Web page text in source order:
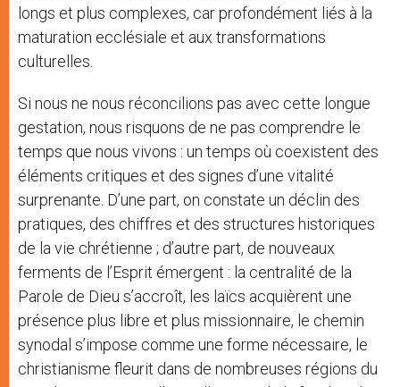
longs et plus complexes, car profondément liés à la
maturation ecclésiale et aux transformations
culturelles.
Si nous ne nous réconcilions pas avec cette longue
gestation, nous risquons de ne pas comprendre le
temps que nous vivons : un temps où coexistent des
éléments critiques et des signes d’une vitalité
surprenante. D’une part, on constate un déclin des
pratiques, des chiffres et des structures historiques
de la vie chrétienne ; d’autre part, de nouveaux
ferments de l’Esprit émergent : la centralité de la
Parole de Dieu s’accroît, les laïcs acquièrent une
présence plus libre et plus missionnaire, le chemin
synodal s’impose comme une forme nécessaire, le
christianisme fleurit dans de nombreuses régions du